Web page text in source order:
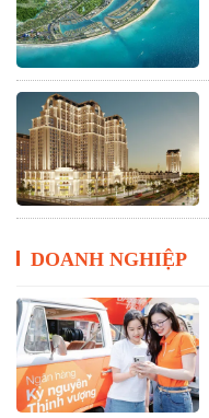
DOANH NGHIỆP